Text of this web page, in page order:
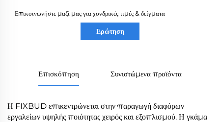
Επικοινωνήστε μαζί μας για χονδρικές τιμές & δείγματα
Ερώτηση
Επισκόπηση Συνιστώμενα προϊόντα
Η FIXBUD επικεντρώνεται στην παραγωγή διαφόρων
εργαλείων υψηλής ποιότητας χειρός και εξοπλισμού. Η γκάμα